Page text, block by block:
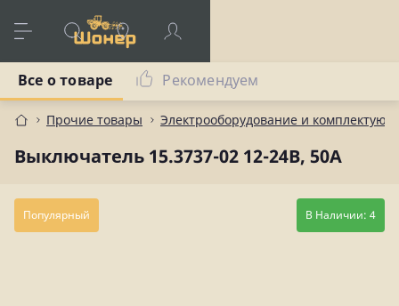
Прочие товары Электрооборудование и
Выключатель 15.3737-02 12-24В, 50А
Все о товаре Рекомендуем
Популярный В Наличии: 4